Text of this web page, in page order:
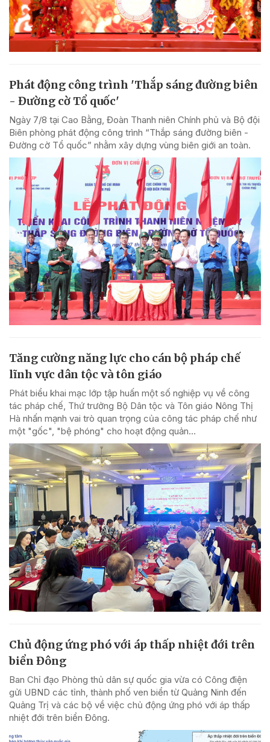
Phát động công trình 'Thắp sáng đường biên
- Đường cờ Tổ quốc'
Ngày 7/8 tại Cao Bằng, Đoàn Thanh niên Chính phủ và Bộ đội
Biên phòng phát động công trình “Thắp sáng đường biên -
Đường cờ Tổ quốc” nhằm xây dựng vùng biên giới an toàn.
Tăng cường năng lực cho cán bộ pháp chế
lĩnh vực dân tộc và tôn giáo
Phát biểu khai mạc lớp tập huấn một số nghiệp vụ về công
tác pháp chế, Thứ trưởng Bộ Dân tộc và Tôn giáo Nông Thị
Hà nhấn mạnh vai trò quan trọng của công tác pháp chế như
một "gốc", "bệ phóng" cho hoạt động quản...
Chủ động ứng phó với áp thấp nhiệt đới trên
biển Đông
Ban Chỉ đạo Phòng thủ dân sự quốc gia vừa có Công điện
gửi UBND các tỉnh, thành phố ven biển từ Quảng Ninh đến
Quảng Trị và các bộ về việc chủ động ứng phó với áp thấp
nhiệt đới trên biển Đông.